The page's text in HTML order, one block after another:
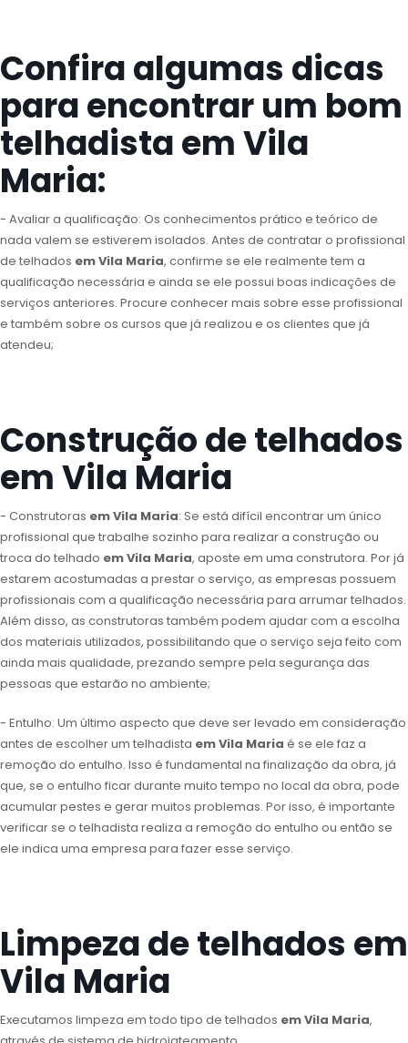
Confira algumas dicas
para encontrar um bom
telhadista em Vila
Maria:
- Avaliar a qualificação: Os conhecimentos prático e teórico de
nada valem se estiverem isolados. Antes de contratar o profissional
de telhados em Vila Maria, confirme se ele realmente tem a
qualificação necessária e ainda se ele possui boas indicações de
serviços anteriores. Procure conhecer mais sobre esse profissional
e também sobre os cursos que já realizou e os clientes que já
atendeu;
Construção de telhados
em Vila Maria
- Construtoras em Vila Maria: Se está difícil encontrar um único
profissional que trabalhe sozinho para realizar a construção ou
troca do telhado em Vila Maria, aposte em uma construtora. Por já
estarem acostumadas a prestar o serviço, as empresas possuem
profissionais com a qualificação necessária para arrumar telhados.
Além disso, as construtoras também podem ajudar com a escolha
dos materiais utilizados, possibilitando que o serviço seja feito com
ainda mais qualidade, prezando sempre pela segurança das
pessoas que estarão no ambiente;
- Entulho: Um último aspecto que deve ser levado em consideração
antes de escolher um telhadista em Vila Maria é se ele faz a
remoção do entulho. Isso é fundamental na finalização da obra, já
que, se o entulho ficar durante muito tempo no local da obra, pode
acumular pestes e gerar muitos problemas. Por isso, é importante
verificar se o telhadista realiza a remoção do entulho ou então se
ele indica uma empresa para fazer esse serviço.
Limpeza de telhados em
Vila Maria
Executamos limpeza em todo tipo de telhados em Vila Maria,